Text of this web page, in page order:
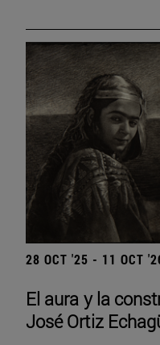
28 OCT '25 - 11 OCT
El aura y la
José Ortiz